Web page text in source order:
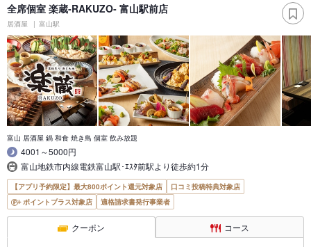
全席個室 楽蔵‐RAKUZO‐ 富山駅前店
居酒屋 富山駅
富山 居酒屋 鍋 和食 焼き鳥 個室 飲み放題
4001～5000円
富山地鉄市内線電鉄富山駅･ｴｽﾀ前駅より徒歩約1分
【アプリ予約限定】最大800ポイント還元対象店
口コミ投稿特典対象店
ポイントプラス対象店
適格請求書発行事業者
クーポン コース